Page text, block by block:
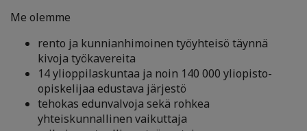
Me olemme
rento ja kunnianhimoinen työyhteisö täynnä
kivoja työkavereita
14 ylioppilaskuntaa ja noin 140 000 yliopisto-
opiskelijaa edustava järjestö
tehokas edunvalvoja sekä rohkea
yhteiskunnallinen vaikuttaja